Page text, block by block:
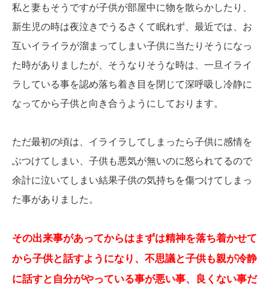
私と妻もそうですが子供が部屋中に物を散らかしたり、
新生児の時は夜泣きでうるさくて眠れず、最近では、お
互いイライラが溜まってしまい子供に当たりそうになっ
た時がありましたが、そうなりそうな時は、一旦イライ
ラしている事を認め落ち着き目を閉じて深呼吸し冷静に
なってから子供と向き合うようにしております。
ただ最初の頃は、イライラしてしまったら子供に感情を
ぶつけてしまい、子供も悪気が無いのに怒られてるので
余計に泣いてしまい結果子供の気持ちを傷つけてしまっ
た事がありました。
その出来事があってからはまずは精神を落ち着かせて
から子供と話すようになり、不思議と子供も親が冷静
に話すと自分がやっている事が悪い事、良くない事だ